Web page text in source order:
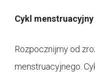
Cykl menstruacyjny
Rozpocznijmy od
menstruacyjnego.